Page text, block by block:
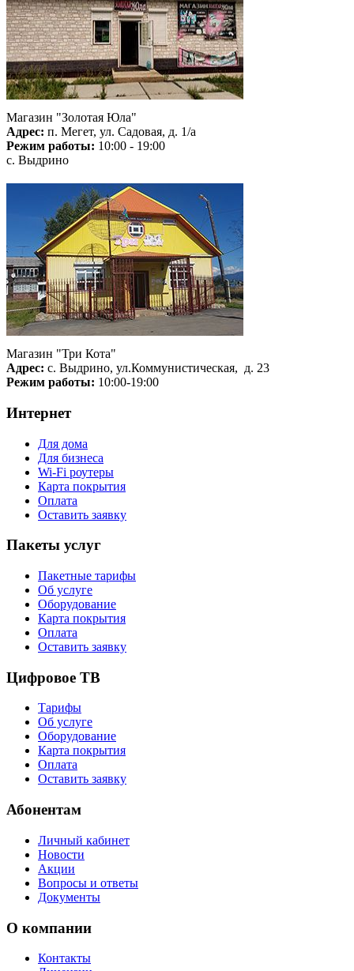
Магазин "Золотая Юла"
Адрес: п. Мегет, ул. Садовая, д. 1/а
Режим работы: 10:00 - 19:00
с. Выдрино
Магазин "Три Кота"
Адрес: с. Выдрино, ул.Коммунистическая, д. 23
Режим работы: 10:00-19:00
Интернет
Для дома
Для бизнеса
Wi-Fi роутеры
Карта покрытия
Оплата
Оставить заявку
Пакеты услуг
Пакетные тарифы
Об услуге
Оборудование
Карта покрытия
Оплата
Оставить заявку
Цифровое ТВ
Тарифы
Об услуге
Оборудование
Карта покрытия
Оплата
Оставить заявку
Абонентам
Личный кабинет
Новости
Акции
Вопросы и ответы
Документы
О компании
Контакты